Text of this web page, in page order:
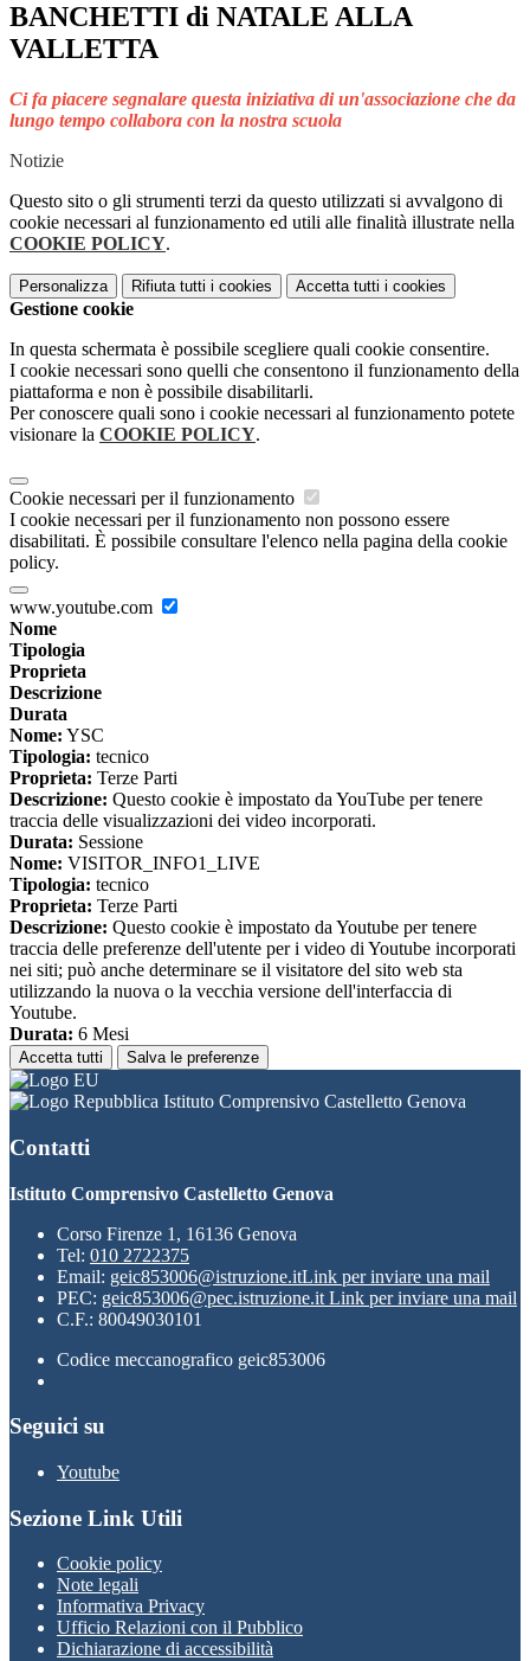
BANCHETTI di NATALE ALLA
VALLETTA
Ci fa piacere segnalare questa iniziativa di un'associazione che da
lungo tempo collabora con la nostra scuola
Notizie
Questo sito o gli strumenti terzi da questo utilizzati si avvalgono di
cookie necessari al funzionamento ed utili alle finalità illustrate nella
COOKIE POLICY.
Personalizza Rifiuta tutti i cookies Accetta tutti i cookies
Gestione cookie
In questa schermata è possibile scegliere quali cookie consentire.
I cookie necessari sono quelli che consentono il funzionamento della
piattaforma e non è possibile disabilitarli.
Per conoscere quali sono i cookie necessari al funzionamento potete
visionare la COOKIE POLICY.
Cookie necessari per il funzionamento
I cookie necessari per il funzionamento non possono essere
disabilitati. È possibile consultare l'elenco nella pagina della cookie
policy.
www.youtube.com
Nome
Tipologia
Proprieta
Descrizione
Durata
Nome: YSC
Tipologia: tecnico
Proprieta: Terze Parti
Descrizione: Questo cookie è impostato da YouTube per tenere
traccia delle visualizzazioni dei video incorporati.
Durata: Sessione
Nome: VISITOR_INFO1_LIVE
Tipologia: tecnico
Proprieta: Terze Parti
Descrizione: Questo cookie è impostato da Youtube per tenere
traccia delle preferenze dell'utente per i video di Youtube incorporati
nei siti; può anche determinare se il visitatore del sito web sta
utilizzando la nuova o la vecchia versione dell'interfaccia di
Youtube.
Durata: 6 Mesi
Accetta tutti Salva le preferenze
Istituto Comprensivo Castelletto Genova
Contatti
Istituto Comprensivo Castelletto Genova
Corso Firenze 1, 16136 Genova
Tel: 010 2722375
Email: geic853006@istruzione.itLink per inviare una mail
PEC: geic853006@pec.istruzione.it Link per inviare una mail
C.F.: 80049030101
Codice meccanografico geic853006
Seguici su
Youtube
Sezione Link Utili
Cookie policy
Note legali
Informativa Privacy
Ufficio Relazioni con il Pubblico
Dichiarazione di accessibilità